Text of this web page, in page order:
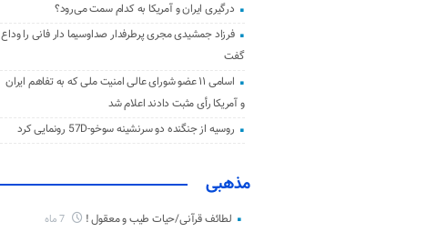
درگیری ایران و آمریکا به کدام سمت می‌رود؟
فرزاد جمشیدی مجری پرطرفدار صداوسیما دار فانی را وداع
گفت
اسامی ۱۱ عضو شورای عالی امنیت ملی که به تفاهم ایران
و آمریکا رأی مثبت دادند اعلام شد
روسیه از جنگنده دو سرنشینه سوخو-57D رونمایی کرد
مذهبی
لطائف قرآنی/حیات طیب و معقول !